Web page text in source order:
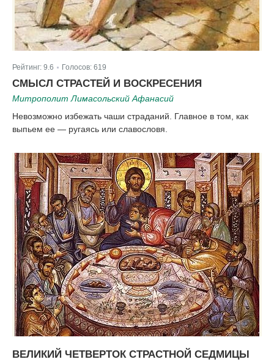
Рейтинг: 9.6 Голосов: 619
СМЫСЛ СТРАСТЕЙ И ВОСКРЕСЕНИЯ
Митрополит Лимасольский Афанасий
Невозможно избежать чаши страданий. Главное в том, как
выпьем ее — ругаясь или славословя.
ВЕЛИКИЙ ЧЕТВЕРТОК СТРАСТНОЙ СЕДМИЦЫ